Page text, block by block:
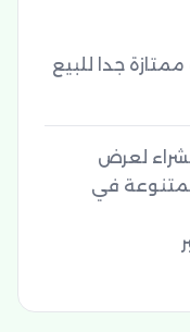
لعرض
في